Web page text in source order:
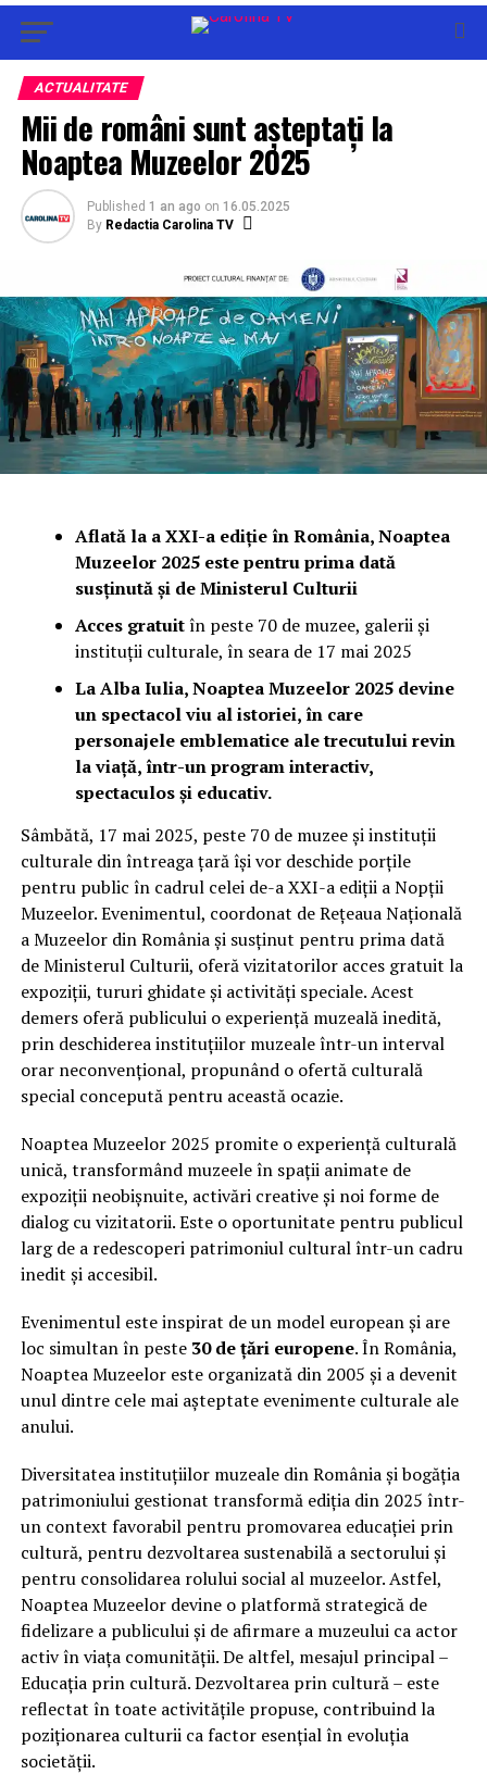
ACTUALITATE
Mii de români sunt așteptați la
Noaptea Muzeelor 2025
Published 1 an ago on 16.05.2025
By Redactia Carolina TV
Aflată la a XXI-a ediție în România, Noaptea
Muzeelor 2025 este pentru prima dată
susținută și de Ministerul Culturii
Acces gratuitîn peste 70 de muzee, galerii și
instituții culturale, în seara de 17 mai 2025
La Alba Iulia, Noaptea Muzeelor 2025 devine
un spectacol viu al istoriei, în care
personajele emblematice ale trecutului revin
la viață, într-un program interactiv,
spectaculos și educativ.
Sâmbătă, 17 mai 2025, peste 70 de muzee și instituții
culturale din întreaga țară își vor deschide porțile
pentru public în cadrul celei de-a XXI-a ediții a Nopții
Muzeelor. Evenimentul, coordonat de Rețeaua Națională
a Muzeelor din România și susținut pentru prima dată
de Ministerul Culturii, oferă vizitatorilor acces gratuit la
expoziții, tururi ghidate și activități speciale. Acest
demers oferă publicului o experiență muzeală inedită,
prin deschiderea instituțiilor muzeale într-un interval
orar neconvențional, propunând o ofertă culturală
special concepută pentru această ocazie.
Noaptea Muzeelor 2025 promite o experiență culturală
unică, transformând muzeele în spații animate de
expoziții neobișnuite, activări creative și noi forme de
dialog cu vizitatorii. Este o oportunitate pentru publicul
larg de a redescoperi patrimoniul cultural într-un cadru
inedit și accesibil.
Evenimentul este inspirat de un model european și are
loc simultan în peste 30 de țări europene. În România,
Noaptea Muzeelor este organizată din 2005 și a devenit
unul dintre cele mai așteptate evenimente culturale ale
anului.
Diversitatea instituțiilor muzeale din România și bogăția
patrimoniului gestionat transformă ediția din 2025 într-
un context favorabil pentru promovarea educației prin
cultură, pentru dezvoltarea sustenabilă a sectorului și
pentru consolidarea rolului social al muzeelor. Astfel,
Noaptea Muzeelor devine o platformă strategică de
fidelizare a publicului și de afirmare a muzeului ca actor
activ în viața comunității. De altfel, mesajul principal –
Educația prin cultură. Dezvoltarea prin cultură – este
reflectat în toate activitățile propuse, contribuind la
poziționarea culturii ca factor esențial în evoluția
societății.